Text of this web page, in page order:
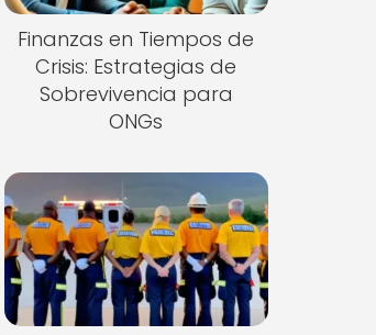
Finanzas en Tiempos de
Crisis: Estrategias de
Sobrevivencia para
ONGs